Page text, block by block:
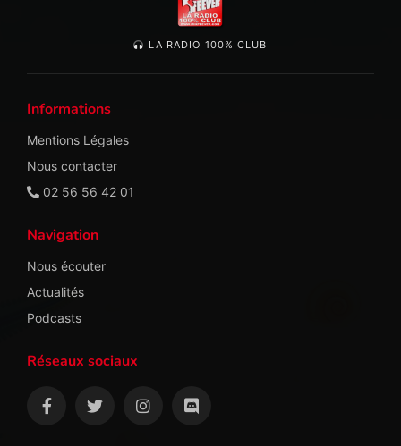
LA RADIO 100% CLUB
Informations
Mentions Légales
Nous contacter
02 56 56 42 01
Navigation
Nous écouter
Actualités
Podcasts
Réseaux sociaux